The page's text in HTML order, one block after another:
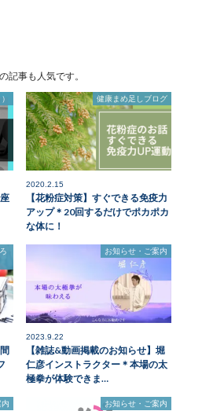
記事も人気です。
健康まめ足しブログ
2020.2.15
【花粉症対策】すぐできる免疫力
アップ＊20回するだけでポカポカ
な体に！
お知らせ・ご案内
2023.9.22
【雑誌&動画掲載のお知らせ】堀
仁彦インストラクター＊本場の太
極拳が体験できま…
お知らせ・ご案内